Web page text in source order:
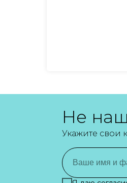
Не
Укажите свои